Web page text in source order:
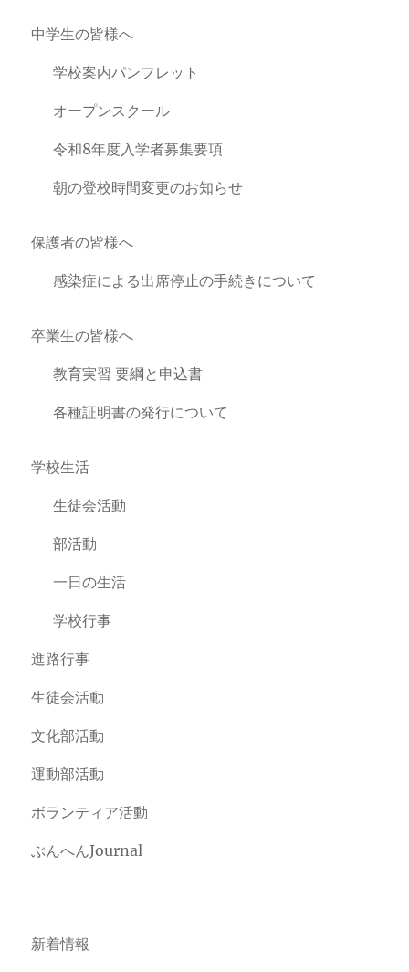
中学生の皆様へ
学校案内パンフレット
オープンスクール
令和8年度入学者募集要項
朝の登校時間変更のお知らせ
保護者の皆様へ
感染症による出席停止の手続きについて
卒業生の皆様へ
教育実習 要綱と申込書
各種証明書の発行について
学校生活
生徒会活動
部活動
一日の生活
学校行事
進路行事
生徒会活動
文化部活動
運動部活動
ボランティア活動
ぶんへんJournal
新着情報